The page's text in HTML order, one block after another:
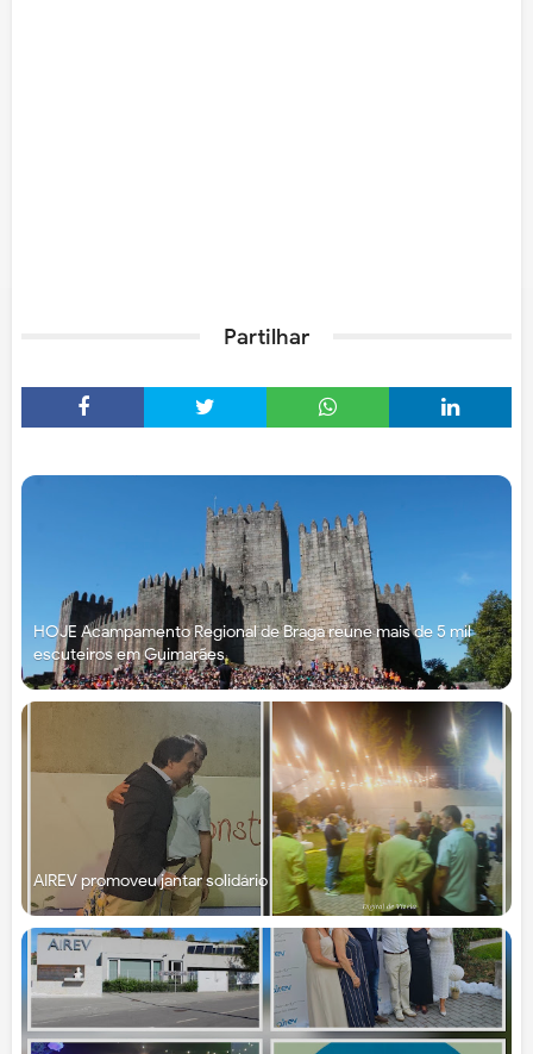
Partilhar
HOJE Acampamento Regional de Braga reúne mais de 5 mil
escuteiros em Guimarães
AIREV promoveu jantar solidário